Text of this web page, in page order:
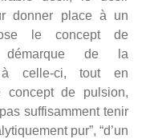
donner place à un
le concept de
démarque de la
à celle-ci, tout en
concept de pulsion,
suffisamment tenir
pur”, “d’un